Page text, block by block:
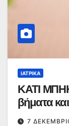
ΙΑΤΡΙΚΆ
ΚΑΤΙ
βήματα
7